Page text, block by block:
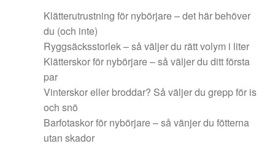
Klätterutrustning för nybörjare – det här behöver
du (och inte)
Ryggsäcksstorlek – så väljer du rätt volym i liter
Klätterskor för nybörjare – så väljer du ditt första
par
Vinterskor eller broddar? Så väljer du grepp för is
och snö
Barfotaskor för nybörjare – så vänjer du fötterna
utan skador